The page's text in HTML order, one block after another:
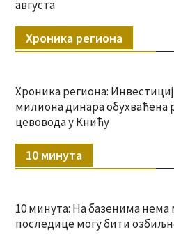
августа
Хроника региона
Хроника региона:
милиона динара обухваћена
цевовода у Книћу
10 минута
10 минута: На базенима нема
последице могу бити